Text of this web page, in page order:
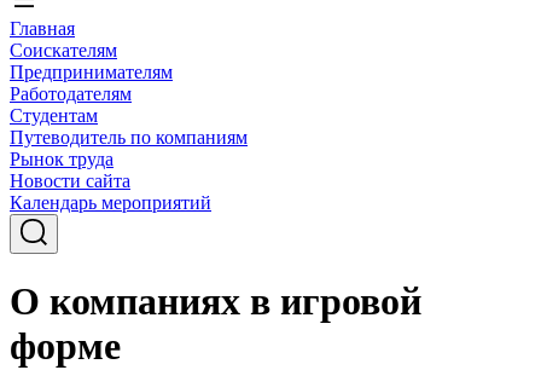
Главная
Соискателям
Предпринимателям
Работодателям
Студентам
Путеводитель по компаниям
Рынок труда
Новости сайта
Календарь мероприятий
О компаниях в игровой
форме